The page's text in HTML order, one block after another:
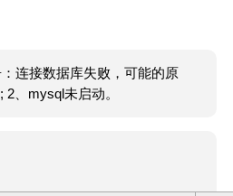
连接数据库失败，可能的原
、mysql未启动。